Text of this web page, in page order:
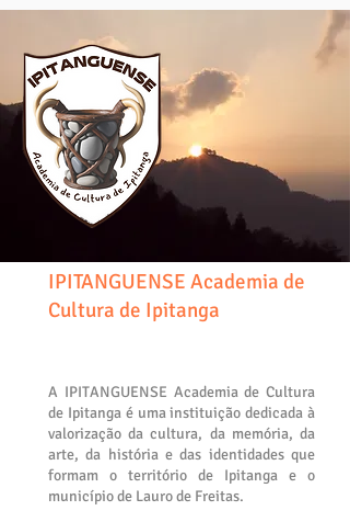
IPITANGUENSE Academia de
Cultura de Ipitanga
A IPITANGUENSE Academia de Cultura
de Ipitanga é uma instituição dedicada à
valorização da cultura, da memória, da
arte, da história e das identidades que
formam o território de Ipitanga e o
município de Lauro de Freitas.